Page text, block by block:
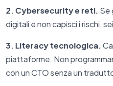
2. Cybersecurity e reti. Se
digitali e non capisci i rischi,
3. Literacy tecnologica.
piattaforme. Non
con un CTO senza un